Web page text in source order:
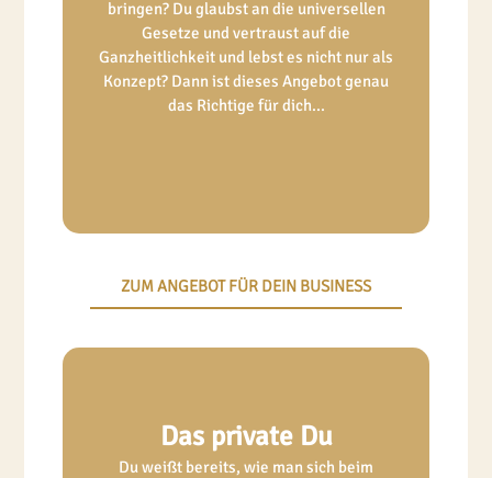
bringen? Du glaubst an die universellen
Gesetze und vertraust auf die
Ganzheitlichkeit und lebst es nicht nur als
Konzept? Dann ist dieses Angebot genau
das Richtige für dich...
ZUM ANGEBOT FÜR DEIN BUSINESS
Das private Du
Du weißt bereits, wie man sich beim